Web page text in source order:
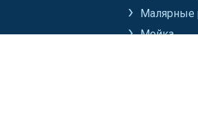
Малярные
Мойка